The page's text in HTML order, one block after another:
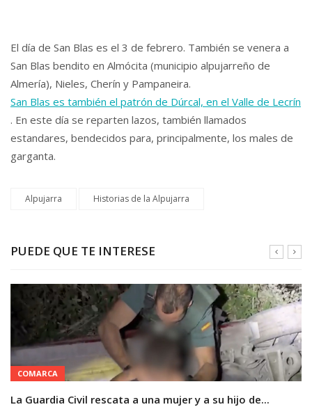
El día de San Blas es el 3 de febrero. También se venera a
San Blas bendito en Almócita (municipio alpujarreño de
Almería), Nieles, Cherín y Pampaneira.
San Blas es también el patrón de Dúrcal, en el Valle de Lecrín
. En este día se reparten lazos, también llamados
estandares, bendecidos para, principalmente, los males de
garganta.
Alpujarra Historias de la Alpujarra
PUEDE QUE TE INTERESE
COMARCA
La Guardia Civil rescata a una mujer y a su hijo de...